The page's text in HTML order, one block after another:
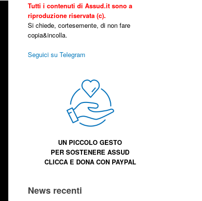
Tutti i contenuti di Assud.it sono a
riproduzione riservata (c).
Si chiede, cortesemente, di non fare
copia&incolla.
Seguici su Telegram
UN PICCOLO GESTO
PER SOSTENERE ASSUD
CLICCA E DONA CON PAYPAL
News recenti